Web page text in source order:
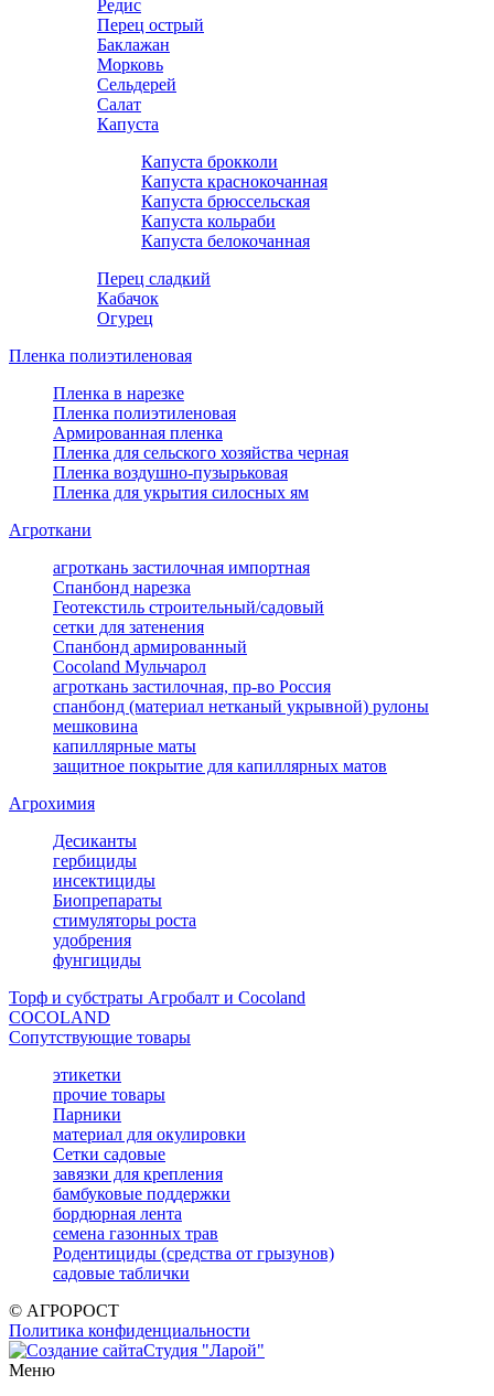
Редис
Перец острый
Баклажан
Морковь
Сельдерей
Салат
Капуста
Капуста брокколи
Капуста краснокочанная
Капуста брюссельская
Капуста кольраби
Капуста белокочанная
Перец сладкий
Кабачок
Огурец
Пленка полиэтиленовая
Пленка в нарезке
Пленка полиэтиленовая
Армированная пленка
Пленка для сельского хозяйства черная
Пленка воздушно-пузырьковая
Пленка для укрытия силосных ям
Агроткани
агроткань застилочная импортная
Спанбонд нарезка
Геотекстиль строительный/садовый
сетки для затенения
Спанбонд армированный
Cocoland Мульчарол
агроткань застилочная, пр-во Россия
спанбонд (материал нетканый укрывной) рулоны
мешковина
капиллярные маты
защитное покрытие для капиллярных матов
Агрохимия
Десиканты
гербициды
инсектициды
Биопрепараты
стимуляторы роста
удобрения
фунгициды
Торф и субстраты Агробалт и Cocoland
COCOLAND
Сопутствующие товары
этикетки
прочие товары
Парники
материал для окулировки
Сетки садовые
завязки для крепления
бамбуковые поддержки
бордюрная лента
семена газонных трав
Родентициды (средства от грызунов)
садовые таблички
© АГРОРОСТ
Политика конфиденциальности
Студия "Ларой"
Меню